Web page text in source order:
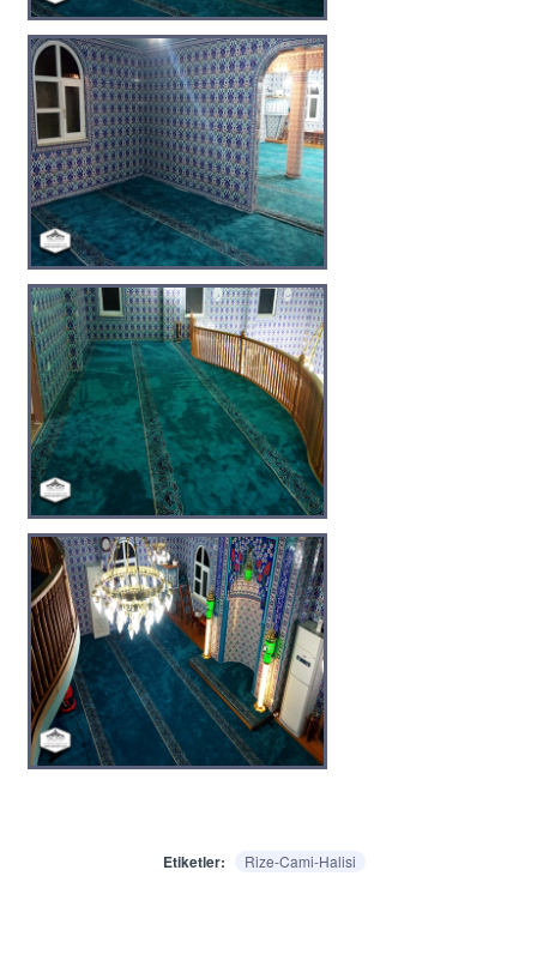
Etiketler: Rize-Cami-Halisi